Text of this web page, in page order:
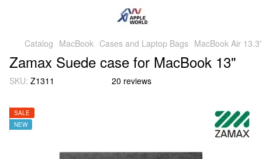
Catalog MacBook Cases and Laptop Bags MacBook Air
Zamax Suede case for MacBook 13"
SKU: Z1311 20 reviews
SALE
NEW